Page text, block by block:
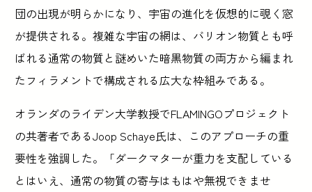
団の出現が明らかになり、宇宙の進化を仮想的に覗く窓
が提供される。複雑な宇宙の網は、バリオン物質とも呼
ばれる通常の物質と謎めいた暗黒物質の両方から編まれ
たフィラメントで構成される広大な枠組みである。
オランダのライデン大学教授でFLAMINGOプロジェクト
の共著者であるJoop Schaye氏は、このアプローチの重
要性を強調した。「ダークマターが重力を支配している
とはいえ、通常の物質の寄与はもはや無視できませ